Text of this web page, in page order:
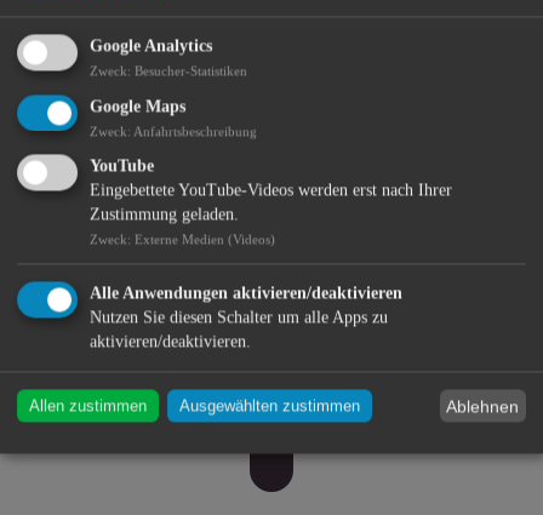
Bürgerservice
Google Analytics
Zweck: Besucher-Statistiken
Google Maps
Zweck: Anfahrtsbeschreibung
YouTube
Eingebettete YouTube-Videos werden erst nach Ihrer
Zustimmung geladen.
Zweck: Externe Medien (Videos)
Alle Anwendungen aktivieren/deaktivieren
Nutzen Sie diesen Schalter um alle Apps zu
aktivieren/deaktivieren.
Allen zustimmen Ausgewählten zustimmen Ablehnen